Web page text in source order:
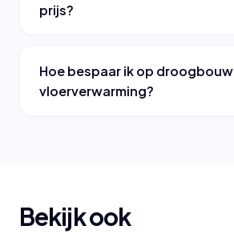
prijs?
Hoe bespaar ik op droogbouw
vloerverwarming?
Bekijk ook